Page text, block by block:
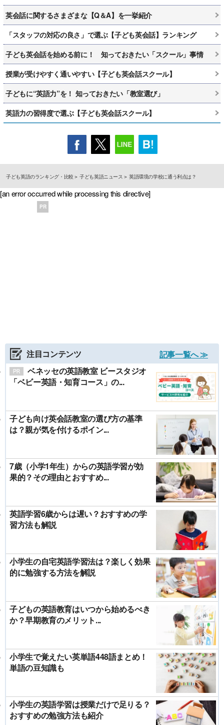
英会話に関するさまざまな【Q＆A】を一挙紹介
「スタッフの対応の良さ」で選ぶ【子ども英会話】ランキング
子ども英会話を始める前に！ 知っておきたい「スクール」事情
授業が受けやすく通いやすい【子ども英会話スクール】
子どもに“英語力”を！ 知っておきたい「教室選び」
英語力の習得度で選ぶ【子ども英会話スクール】
子ども英語のランキング・比較 子ども英語ニュース 英語環境の学校に通う利点は？
[an error occurred while processing this directive]
PR
注目コンテンツ
記事一覧へ ≫
ベネッセの英語教室 ビースタジオ
「ベビー英語・知育コース」の...
子ども向け英会話教室の選び方の基準
は？親が気を付けるポイン...
7歳（小学1年生）からの英語学習が効
果的？その理由とおすすめ...
英語学習6歳からは遅い？おすすめの学
習方法も解説
小学生の自宅英語学習法は？楽しく効果
的に勉強する方法を解説
子どもの英語教育はいつから始めるべき
か？早期教育のメリット...
小学生で覚えたい英単語448語まとめ！
単語の豆知識も
小学生の英語学習は授業だけで足りる？
おすすめの勉強方法も紹介